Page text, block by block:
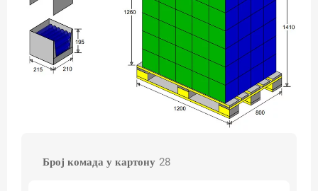
Број комада у картону 28